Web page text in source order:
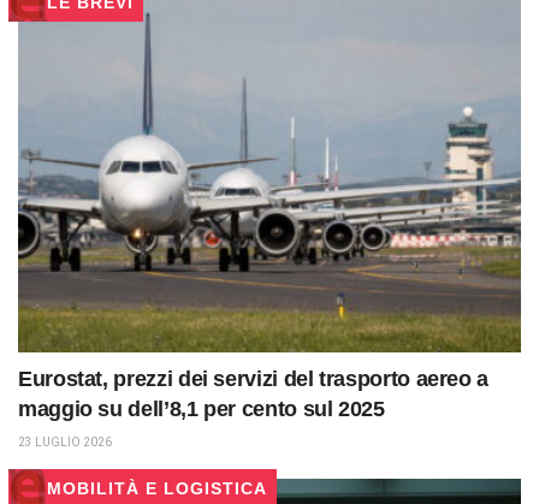
Eurostat, prezzi dei servizi del trasporto aereo a
maggio su dell’8,1 per cento sul 2025
23 LUGLIO 2026
MOBILITÀ E LOGISTICA